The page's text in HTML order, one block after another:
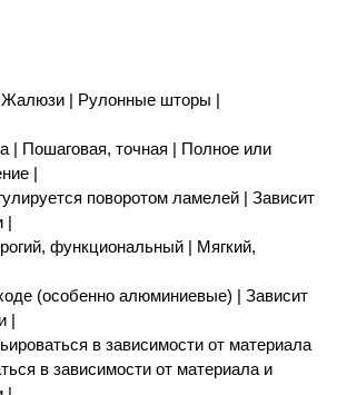
Жалюзи | Рулонные шторы |
| Пошаговая, точная | Полное или
|
поворотом ламелей | Зависит
|
функциональный | Мягкий,
(особенно алюминиевые) | Зависит
|
в зависимости от материала
в зависимости от материала и